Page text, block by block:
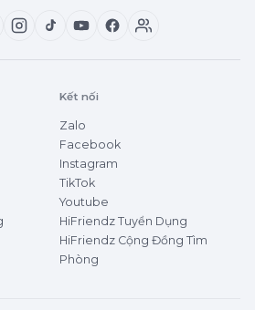
Kết nối
Zalo
Facebook
Instagram
TikTok
Youtube
HiFriendz Tuyển Dụng
HiFriendz Cộng Đồng Tìm
Phòng